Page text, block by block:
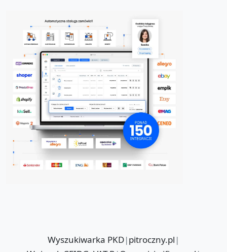
Wyszukiwarka PKD|pitroczny.pl |